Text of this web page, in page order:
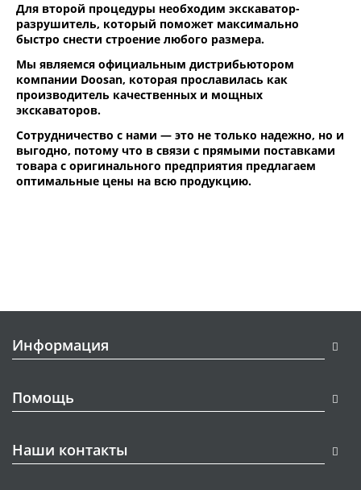
Для второй процедуры необходим экскаватор-
разрушитель, который поможет максимально
быстро снести строение любого размера.
Мы являемся официальным дистрибьютором
компании Doosan, которая прославилась как
производитель качественных и мощных
экскаваторов.
Сотрудничество с нами — это не только надежно, но и
выгодно, потому что в связи с прямыми поставками
товара с оригинального предприятия предлагаем
оптимальные цены на всю продукцию.
Информация
Помощь
Наши контакты